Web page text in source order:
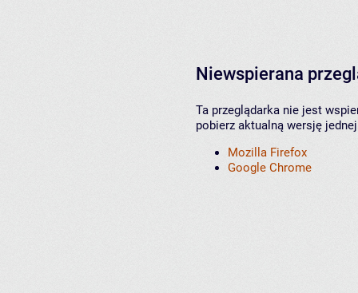
Niewspierana
Ta przeglądarka nie jest
pobierz aktualną wersję
Mozilla Firefox
Google Chrome